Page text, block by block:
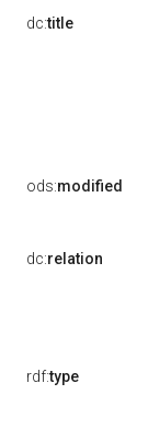
dc:title
ods:modified
dc:relation
rdf:type